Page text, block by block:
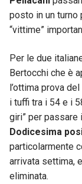
posto in un turno
“vittime”
Per le due
Bertocchi che è
l’ottima prova
i tuffi tra i 54 e i
giri” per passare
Dodicesima
particolarmente
arrivata settima,
eliminata.